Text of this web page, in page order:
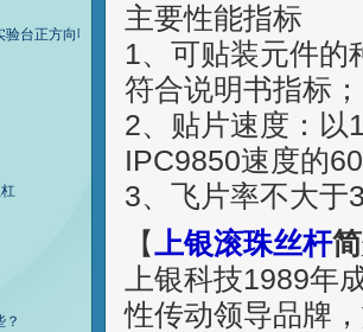
验台正方向噪声较大解决方法
？
主要性能指标
1、可贴装元件的
符合说明书指
2、贴片速度：以
IPC9850速度的
3、飞片率不大
【上银滚珠丝杆
上银科技1989年
性传动领导品牌